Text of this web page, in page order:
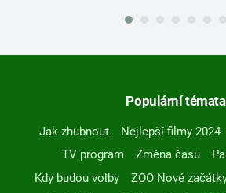
Populární témata
Jak zhubnout Nejlepší filmy 2024
TV program
Změna času
Kdy budou volby
ZOO Nové